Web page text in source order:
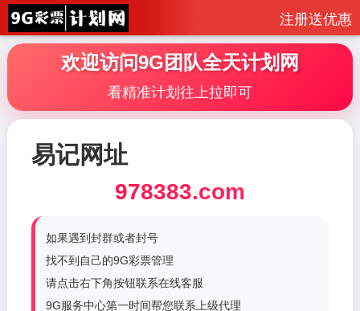
注册送优惠
欢迎访问9G团队全天计划网
看精准计划往上拉即可
易记网址
978383.com
如果遇到封群或者封号
找不到自己的9G彩票管理
请点击右下角按钮联系在线客服
9G服务中心第一时间帮您联系上级代理